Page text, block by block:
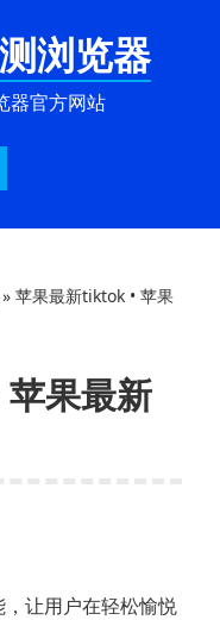
浏览器
器官方网站
» 苹果最新tiktok • 苹果
果最新
让用户在轻松愉悦